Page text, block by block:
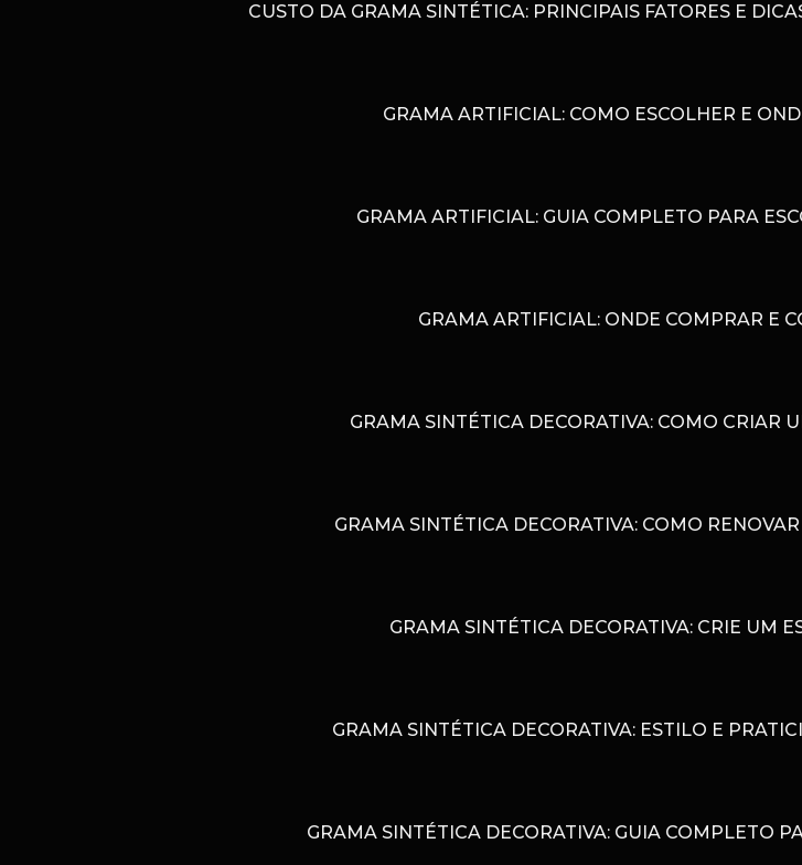
CUSTO DA GRAMA SINTÉTICA: PRINCIPAIS FATORES E
GRAMA ARTIFICIAL: COMO ESCOLHER E
GRAMA ARTIFICIAL: GUIA COMPLETO PARA
GRAMA ARTIFICIAL: ONDE COMPRAR E
GRAMA SINTÉTICA DECORATIVA: COMO CRIAR
GRAMA SINTÉTICA DECORATIVA: COMO
GRAMA SINTÉTICA DECORATIVA: CRIE UM
GRAMA SINTÉTICA DECORATIVA: ESTILO E
GRAMA SINTÉTICA DECORATIVA: GUIA COMPLETO